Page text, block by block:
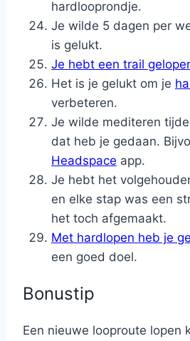
hardlooprondje.
Je wilde 5 dagen per
is gelukt.
Je hebt een trail
Het is je gelukt om je
verbeteren.
Je wilde mediteren
dat heb je gedaan.
Headspace app.
Je hebt het
en elke stap was een
het toch afgemaakt.
Met hardlopen heb je
een goed doel.
Bonustip
Een nieuwe looproute lopen